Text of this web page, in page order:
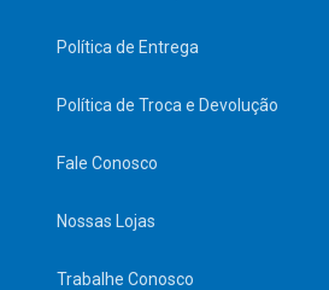
Política de Entrega
Política de Troca e Devolução
Fale Conosco
Nossas Lojas
Trabalhe Conosco